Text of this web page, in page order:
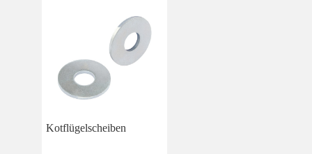
Kotflügelscheiben